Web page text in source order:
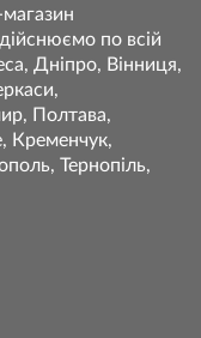
по всій
Дніпро, Вінниця,
Полтава,
Кременчук,
Тернопіль,